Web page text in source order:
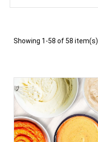
Showing 1-58 of 58 item(s)